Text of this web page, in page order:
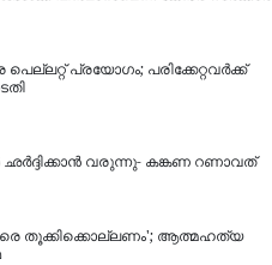
പ്രയോഗം; പരിക്കേറ്റവർക്ക്
വരുന്നു- കങ്കണ റണാവത്
തൂക്കിക്കൊല്ലണം'; ആത്മഹത്യ